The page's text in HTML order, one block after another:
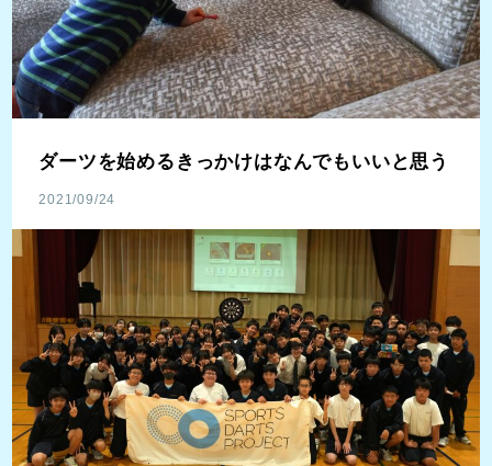
ダーツを始めるきっかけはなんでもいいと思う
2021/09/24